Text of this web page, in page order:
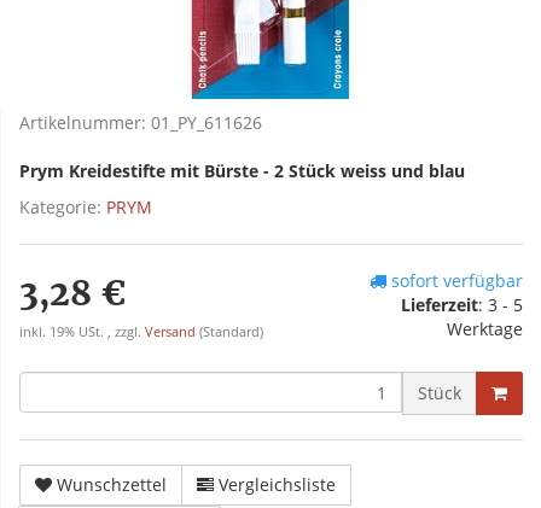
Artikelnummer: 01_PY_611626
Prym Kreidestifte mit Bürste - 2 Stück weiss und blau
Kategorie: PRYM
3,28 €
inkl. 19% USt. , zzgl. Versand (Standard)
sofort verfügbar
Lieferzeit: 3 - 5
Werktage
Stück
Wunschzettel
Vergleichsliste